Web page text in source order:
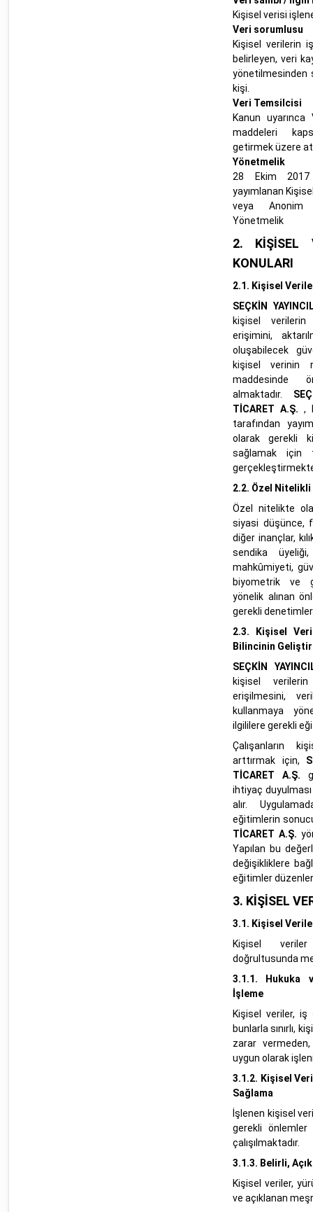
Kişisel verisi
Veri sorumlusu
Kişisel verilerin
belirleyen, veri
yönetilmesinden
kişi.
Veri Temsilcisi
Kanun
maddeleri
getirmek üzere
Yönetmelik
28 Ekim 2017
yayımlanan
veya Anonim
Yönetmelik
2. KİŞİSEL
KONULARI
2.1. Kişisel
SEÇKİN
kişisel verilerin
erişimini,
oluşabilecek
kişisel verinin
maddesinde
almaktadır.
TİCARET A.Ş. ,
tarafından
olarak gerekli
sağlamak için
2.2. Özel Nitelikli
Özel nitelikte
siyasi düşünce,
diğer inançlar,
sendika
mahkûmiyeti,
biyometrik ve
yönelik alınan
gerekli denetimler
2.3.
Kişisel
Bilincinin
SEÇKİN
kişisel
erişilmesini,
kullanmaya
ilgililere gerekli
Çalışanların
arttırmak için,
TİCARET A.Ş.
ihtiyaç
alır.
eğitimlerin
TİCARET A.Ş.
Yapılan bu
değişikliklere
eğitimler
3. KİŞİSEL
3.1. Kişisel
Kişisel
doğrultusunda
3.1.1.
Hukuka
İşleme
Kişisel veriler, iş
bunlarla sınırlı,
zarar
uygun olarak
3.1.2. Kişisel
Sağlama
İşlenen kişisel
gerekli önlemler
çalışılmaktadır.
3.1.3. Belirli,
Kişisel veriler,
ve açıklanan